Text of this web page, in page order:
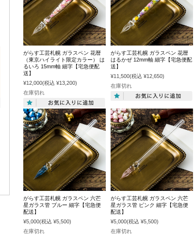
がらす工芸札幌 ガラスペン 花暦
（東京ハイライト限定カラー） は
るいろ 15mm軸 細字【宅急便配
送】
¥12,000(税込 ¥13,200)
在庫切れ
がらす工芸札幌 ガラスペン 花暦
はるかぜ 12mm軸 細字【宅急便配
送】
¥11,500(税込 ¥12,650)
在庫切れ
がらす工芸札幌 ガラスペン 六芒
星ガラス管 ブルー 細字【宅急便
配送】
¥5,000(税込 ¥5,500)
在庫切れ
がらす工芸札幌 ガラスペン 六芒
星ガラス管 ピンク 細字【宅急便
配送】
¥5,000(税込 ¥5,500)
在庫切れ